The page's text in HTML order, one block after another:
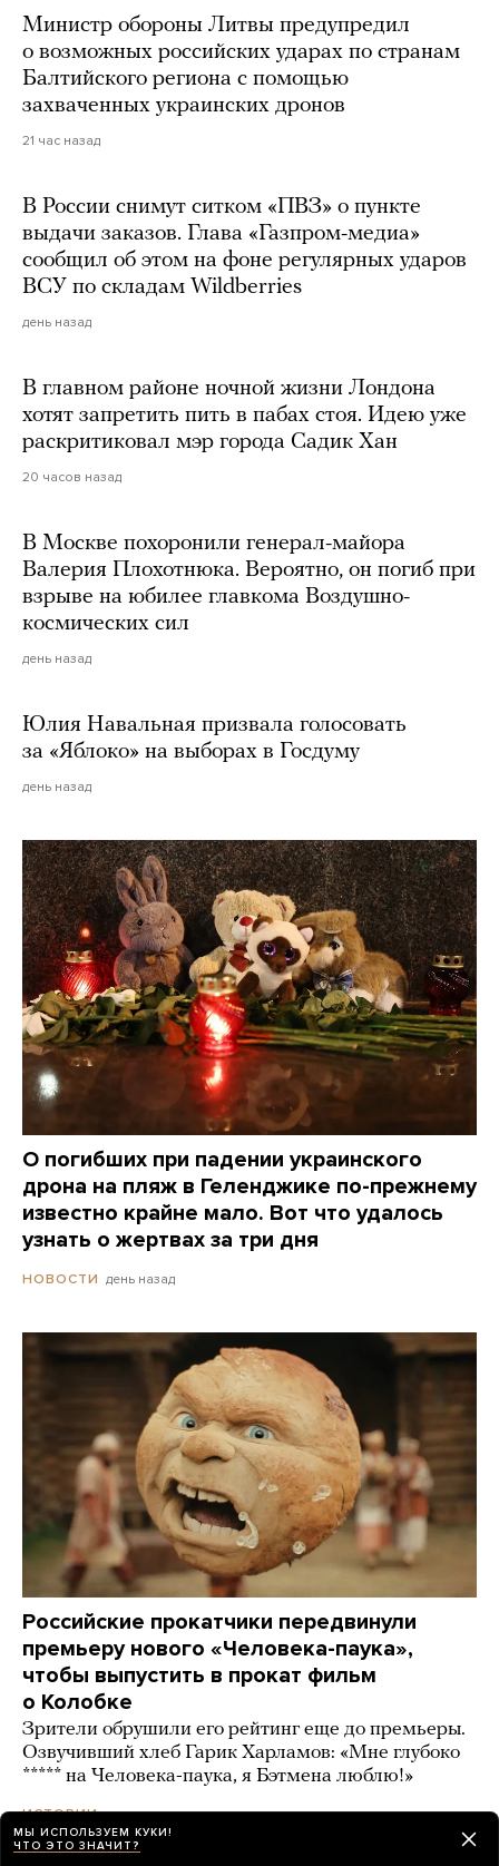
Министр обороны Литвы предупредил
о возможных российских ударах по странам
Балтийского региона с помощью
захваченных украинских дронов
21 час назад
В России снимут ситком «ПВЗ» о пункте
выдачи заказов. Глава «Газпром-медиа»
сообщил об этом на фоне регулярных ударов
ВСУ по складам Wildberries
день назад
В главном районе ночной жизни Лондона
хотят запретить пить в пабах стоя. Идею уже
раскритиковал мэр города Садик Хан
20 часов назад
В Москве похоронили генерал-майора
Валерия Плохотнюка. Вероятно, он погиб при
взрыве на юбилее главкома Воздушно-
космических сил
день назад
Юлия Навальная призвала голосовать
за «Яблоко» на выборах в Госдуму
день назад
О погибших при падении украинского
дрона на пляж в Геленджике по-прежнему
известно крайне мало. Вот что удалось
узнать о жертвах за три дня
НОВОСТИ день назад
Российские прокатчики передвинули
премьеру нового «Человека-паука»,
чтобы выпустить в прокат фильм
о Колобке
Зрители обрушили его рейтинг еще до премьеры.
Озвучивший хлеб Гарик Харламов: «Мне глубоко
***** на Человека-паука, я Бэтмена люблю!»
ИСТОРИИ день назад
МЫ ИСПОЛЬЗУЕМ КУКИ!
ЧТО ЭТО ЗНАЧИТ?